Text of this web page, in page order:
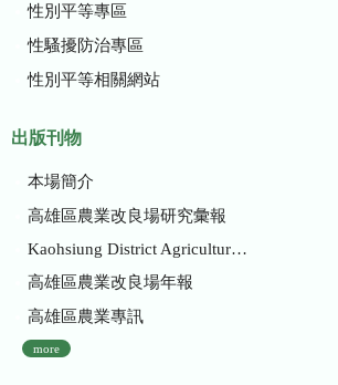
性別平等專區
性騷擾防治專區
性別平等相關網站
出版刊物
本場簡介
高雄區農業改良場研究彙報
Kaohsiung District Agricultural Research and Extension Station
高雄區農業改良場年報
高雄區農業專訊
more